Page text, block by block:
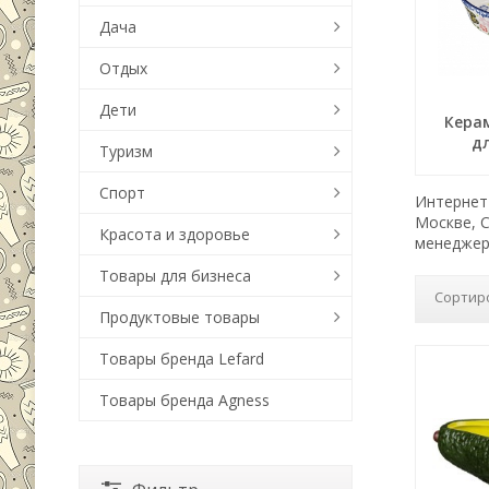
Москве,
Дача
Отдых
Дети
Туризм
Спорт
Красота и здоровье
Товары для бизнеса
Продуктовые товары
Товары бренда Lefard
Товары бренда Agness